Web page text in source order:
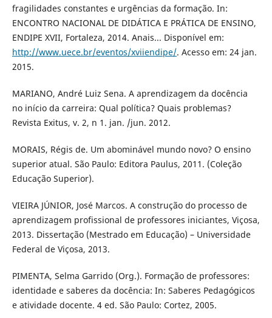
fragilidades constantes e urgências da formação. In:
ENCONTRO NACIONAL DE DIDÁTICA E PRÁTICA DE ENSINO,
ENDIPE XVII, Fortaleza, 2014. Anais... Disponível em:
http://www.uece.br/eventos/xviiendipe/. Acesso em: 24 jan.
2015.
MARIANO, André Luiz Sena. A aprendizagem da docência
no início da carreira: Qual política? Quais problemas?
Revista Exitus, v. 2, n 1. jan. /jun. 2012.
MORAIS, Régis de. Um abominável mundo novo? O ensino
superior atual. São Paulo: Editora Paulus, 2011. (Coleção
Educação Superior).
VIEIRA JÚNIOR, José Marcos. A construção do processo de
aprendizagem profissional de professores iniciantes, Viçosa,
2013. Dissertação (Mestrado em Educação) – Universidade
Federal de Viçosa, 2013.
PIMENTA, Selma Garrido (Org.). Formação de professores:
identidade e saberes da docência: In: Saberes Pedagógicos
e atividade docente. 4 ed. São Paulo: Cortez, 2005.